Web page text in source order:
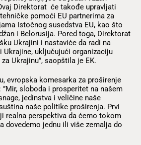
Direktorat će takođe upravljati
pomoći EU partnerima za
Istočnog susedstva EU, kao što
i Belorusija. Pored toga, Direktorat
Ukrajini i nastaviće da radi na
uključujući organizaciju
Ukrajinu”, saopštila je EK.
evropska komesarka za proširenje
sloboda i prosperitet na našem
jedinstva i veličine naše
naše politike proširenja. Prvi
realna perspektiva da ćemo tokom
dovedemo jednu ili više zemalja do